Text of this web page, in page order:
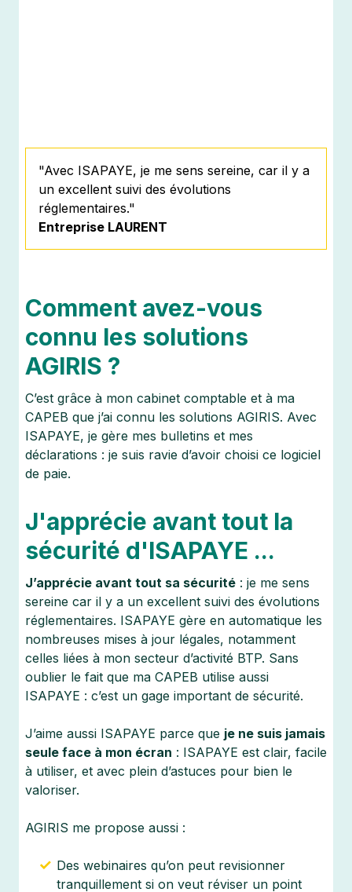
"Avec ISAPAYE, je me sens sereine, car il y a
un excellent suivi des évolutions
réglementaires."
Entreprise LAURENT
Comment avez-vous
connu les solutions
AGIRIS ?
C’est grâce à mon cabinet comptable et à ma
CAPEB que j’ai connu les solutions AGIRIS. Avec
ISAPAYE, je gère mes bulletins et mes
déclarations : je suis ravie d’avoir choisi ce logiciel
de paie.
J'apprécie avant tout la
sécurité d'ISAPAYE ...
J’apprécie avant tout sa sécurité : je me sens
sereine car il y a un excellent suivi des évolutions
réglementaires. ISAPAYE gère en automatique les
nombreuses mises à jour légales, notamment
celles liées à mon secteur d’activité BTP. Sans
oublier le fait que ma CAPEB utilise aussi
ISAPAYE : c’est un gage important de sécurité.​
J’aime aussi ISAPAYE parce que je ne suis jamais
seule face à mon écran : ISAPAYE est clair, facile
à utiliser, et avec plein d’astuces pour bien le
valoriser.
AGIRIS me propose aussi :
Des webinaires qu’on peut revisionner
tranquillement si on veut réviser un point